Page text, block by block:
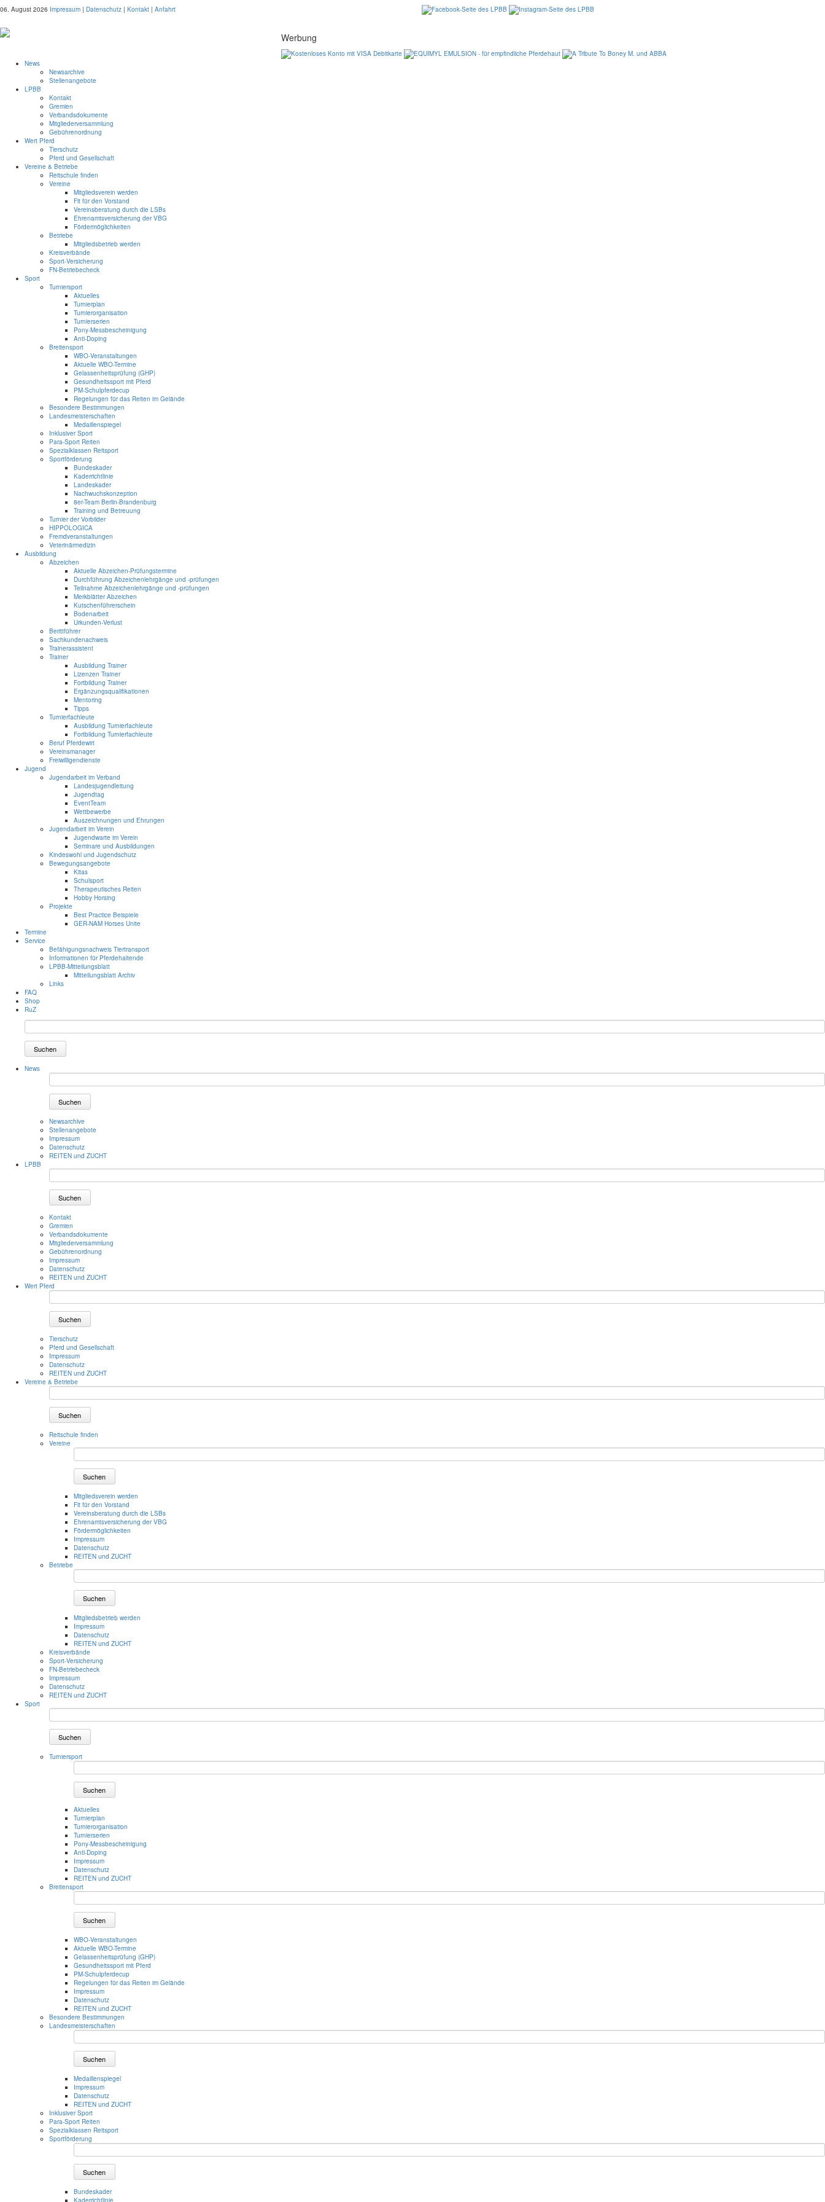
06. August 2026 Impressum | Datenschutz | Kontakt | Anfahrt
Werbung
News
Newsarchive
Stellenangebote
LPBB
Kontakt
Gremien
Verbandsdokumente
Mitgliederversammlung
Gebührenordnung
Wert Pferd
Tierschutz
Pferd und Gesellschaft
Vereine & Betriebe
Reitschule finden
Vereine
Mitgliedsverein werden
Fit für den Vorstand
Vereinsberatung durch die LSBs
Ehrenamtsversicherung der VBG
Fördermöglichkeiten
Betriebe
Mitgliedsbetrieb werden
Kreisverbände
Sport-Versicherung
FN-Betriebecheck
Sport
Turniersport
Aktuelles
Turnierplan
Turnierorganisation
Turnierserien
Pony-Messbescheinigung
Anti-Doping
Breitensport
WBO-Veranstaltungen
Aktuelle WBO-Termine
Gelassenheitsprüfung (GHP)
Gesundheitssport mit Pferd
PM-Schulpferdecup
Regelungen für das Reiten im Gelände
Besondere Bestimmungen
Landesmeisterschaften
Medaillenspiegel
Inklusiver Sport
Para-Sport Reiten
Spezialklassen Reitsport
Sportförderung
Bundeskader
Kaderrichtlinie
Landeskader
Nachwuchskonzeption
8er-Team Berlin-Brandenburg
Training und Betreuung
Turnier der Vorbilder
HIPPOLOGICA
Fremdveranstaltungen
Veterinärmedizin
Ausbildung
Abzeichen
Aktuelle Abzeichen-Prüfungstermine
Durchführung Abzeichenlehrgänge und -prüfungen
Teilnahme Abzeichenlehrgänge und -prüfungen
Merkblätter Abzeichen
Kutschenführerschein
Bodenarbeit
Urkunden-Verlust
Berittführer
Sachkundenachweis
Trainerassistent
Trainer
Ausbildung Trainer
Lizenzen Trainer
Fortbildung Trainer
Ergänzungsqualifikationen
Mentoring
Tipps
Turnierfachleute
Ausbildung Turnierfachleute
Fortbildung Turnierfachleute
Beruf Pferdewirt
Vereinsmanager
Freiwilligendienste
Jugend
Jugendarbeit im Verband
Landesjugendleitung
Jugendtag
EventTeam
Wettbewerbe
Auszeichnungen und Ehrungen
Jugendarbeit im Verein
Jugendwarte im Verein
Seminare und Ausbildungen
Kindeswohl und Jugendschutz
Bewegungsangebote
Kitas
Schulsport
Therapeutisches Reiten
Hobby Horsing
Projekte
Best Practice Beispiele
GER-NAM Horses Unite
Termine
Service
Befähigungsnachweis Tiertransport
Informationen für Pferdehaltende
LPBB-Mitteilungsblatt
Mitteilungsblatt Archiv
Links
FAQ
Shop
RuZ
Suchen
News
Suchen
Newsarchive
Stellenangebote
Impressum
Datenschutz
REITEN und ZUCHT
LPBB
Suchen
Kontakt
Gremien
Verbandsdokumente
Mitgliederversammlung
Gebührenordnung
Impressum
Datenschutz
REITEN und ZUCHT
Wert Pferd
Suchen
Tierschutz
Pferd und Gesellschaft
Impressum
Datenschutz
REITEN und ZUCHT
Vereine & Betriebe
Suchen
Reitschule finden
Vereine
Suchen
Mitgliedsverein werden
Fit für den Vorstand
Vereinsberatung durch die LSBs
Ehrenamtsversicherung der VBG
Fördermöglichkeiten
Impressum
Datenschutz
REITEN und ZUCHT
Betriebe
Suchen
Mitgliedsbetrieb werden
Impressum
Datenschutz
REITEN und ZUCHT
Kreisverbände
Sport-Versicherung
FN-Betriebecheck
Impressum
Datenschutz
REITEN und ZUCHT
Sport
Suchen
Turniersport
Suchen
Aktuelles
Turnierplan
Turnierorganisation
Turnierserien
Pony-Messbescheinigung
Anti-Doping
Impressum
Datenschutz
REITEN und ZUCHT
Breitensport
Suchen
WBO-Veranstaltungen
Aktuelle WBO-Termine
Gelassenheitsprüfung (GHP)
Gesundheitssport mit Pferd
PM-Schulpferdecup
Regelungen für das Reiten im Gelände
Impressum
Datenschutz
REITEN und ZUCHT
Besondere Bestimmungen
Landesmeisterschaften
Suchen
Medaillenspiegel
Impressum
Datenschutz
REITEN und ZUCHT
Inklusiver Sport
Para-Sport Reiten
Spezialklassen Reitsport
Sportförderung
Suchen
Bundeskader
Kaderrichtlinie